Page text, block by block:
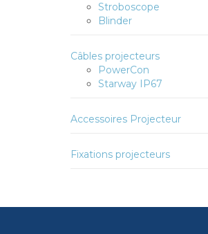
Stroboscope
Blinder
Câbles projecteurs
PowerCon
Starway IP67
Accessoires Projecteur
Fixations projecteurs